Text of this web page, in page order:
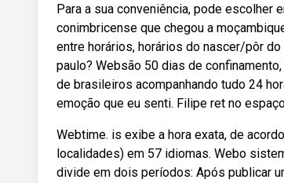
Para a sua conveniência, pode escolher
conimbricense que chegou a
entre horários, horários do nascer/pôr
paulo? Websão 50 dias de
de brasileiros acompanhando tudo 24
emoção que eu senti. Filipe ret no
Webtime. is exibe a hora exata, de
localidades) em 57 idiomas. Webo
divide em dois períodos: Após publicar